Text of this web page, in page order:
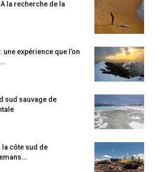
la recherche de la
expérience que l’on
sud sauvage de
la côte sud de